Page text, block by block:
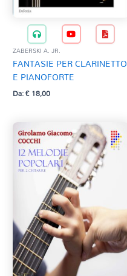
ZABERSKI A. JR.
FANTASIE PER CLARINETTO
E PIANOFORTE
Da:€18,00